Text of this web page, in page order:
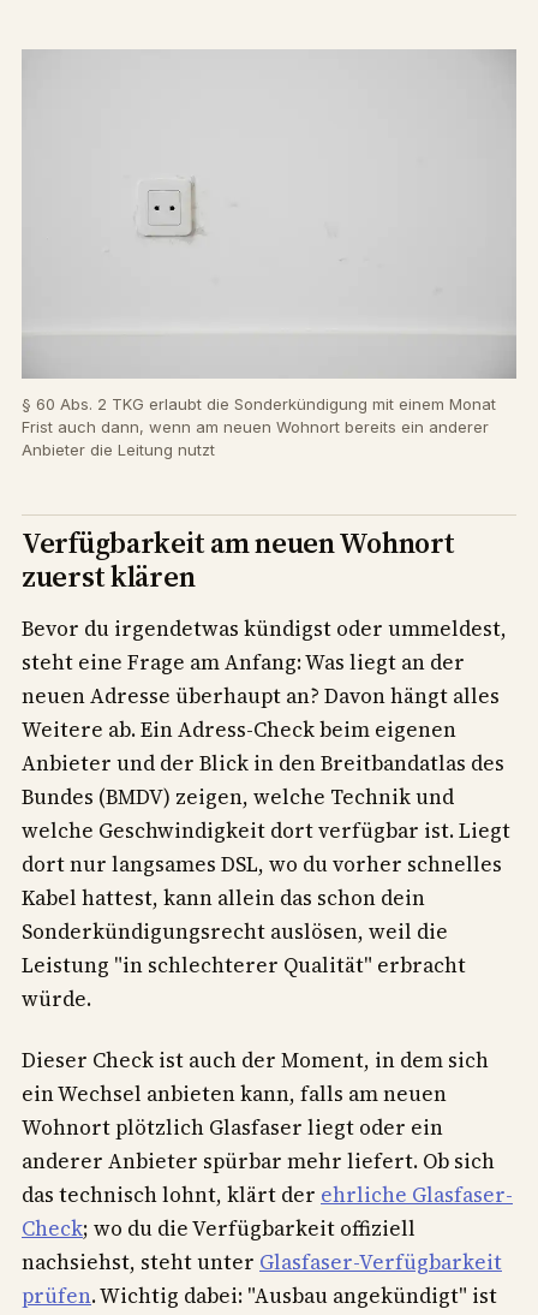
§ 60 Abs. 2 TKG erlaubt die Sonderkündigung mit einem Monat
Frist auch dann, wenn am neuen Wohnort bereits ein anderer
Anbieter die Leitung nutzt
Verfügbarkeit am neuen Wohnort
zuerst klären
Bevor du irgendetwas kündigst oder ummeldest,
steht eine Frage am Anfang: Was liegt an der
neuen Adresse überhaupt an? Davon hängt alles
Weitere ab. Ein Adress-Check beim eigenen
Anbieter und der Blick in den Breitbandatlas des
Bundes (BMDV) zeigen, welche Technik und
welche Geschwindigkeit dort verfügbar ist. Liegt
dort nur langsames DSL, wo du vorher schnelles
Kabel hattest, kann allein das schon dein
Sonderkündigungsrecht auslösen, weil die
Leistung "in schlechterer Qualität" erbracht
würde.
Dieser Check ist auch der Moment, in dem sich
ein Wechsel anbieten kann, falls am neuen
Wohnort plötzlich Glasfaser liegt oder ein
anderer Anbieter spürbar mehr liefert. Ob sich
das technisch lohnt, klärt der ehrliche Glasfaser-
Check; wo du die Verfügbarkeit offiziell
nachsiehst, steht unter Glasfaser-Verfügbarkeit
prüfen. Wichtig dabei: "Ausbau angekündigt" ist